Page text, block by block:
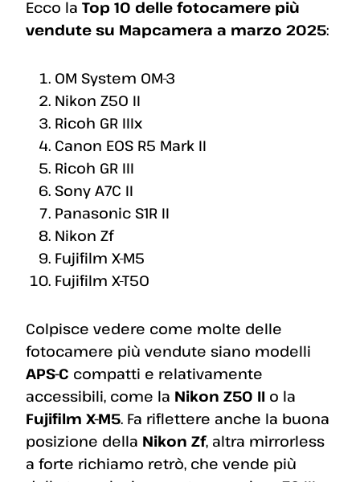
Ecco la Top 10 delle fotocamere più
vendute su Mapcamera a marzo 2025:
OM System OM-3
Nikon Z50 II
Ricoh GR IIIx
Canon EOS R5 Mark II
Ricoh GR III
Sony A7C II
Panasonic S1R II
Nikon Zf
Fujifilm X-M5
Fujifilm X-T50
Colpisce vedere come molte delle
fotocamere più vendute siano modelli
APS-C compatti e relativamente
accessibili, come la Nikon Z50 II o la
Fujifilm X-M5. Fa riflettere anche la buona
posizione della Nikon Zf, altra mirrorless
a forte richiamo retrò, che vende più